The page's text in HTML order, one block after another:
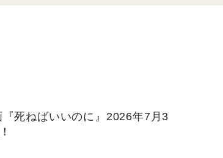
死ねばいいのに』2026年7月3